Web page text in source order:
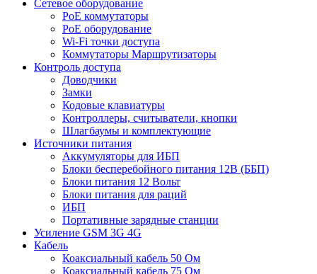
Сетевое оборудование
PoE коммутаторы
PoE оборудование
Wi-Fi точки доступа
Коммутаторы Маршрутизаторы
Контроль доступа
Доводчики
Замки
Кодовые клавиатуры
Контроллеры, считыватели, кнопки
Шлагбаумы и комплектующие
Источники питания
Аккумуляторы для ИБП
Блоки бесперебойного питания 12В (ББП)
Блоки питания 12 Вольт
Блоки питания для раций
ИБП
Портативные зарядные станции
Усиление GSM 3G 4G
Кабель
Коаксиальный кабель 50 Ом
Коаксиальный кабель 75 Ом